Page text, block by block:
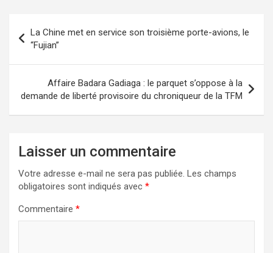
La Chine met en service son troisième porte-avions, le
“Fujian”
Affaire Badara Gadiaga : le parquet s’oppose à la
demande de liberté provisoire du chroniqueur de la TFM
Laisser un commentaire
Votre adresse e-mail ne sera pas publiée. Les champs
obligatoires sont indiqués avec *
Commentaire *